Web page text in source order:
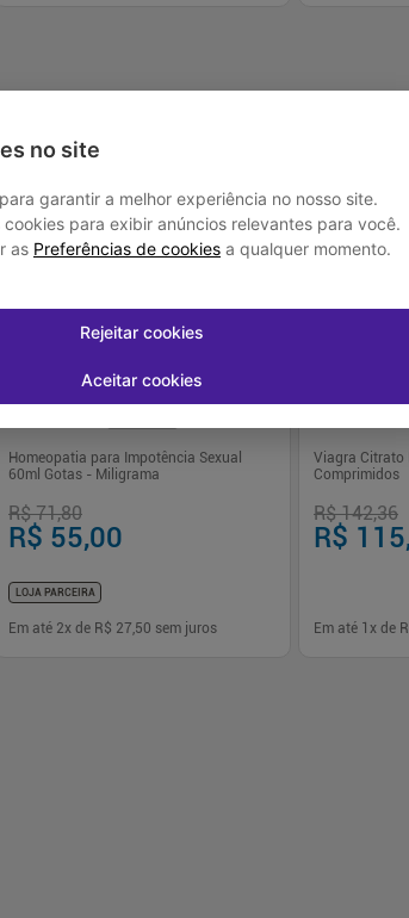
no site
garantir a melhor experiência no nosso site.
cookies para exibir anúncios relevantes para você.
as Preferências de cookies a qualquer momento.
Rejeitar cookies
Aceitar cookies
-23%
Homeopatia para Impotência Sexual
60ml Gotas - Miligrama
R$ 71,80
R$ 55,00
LOJA PARCEIRA
Em até 2x de R$ 27,50 sem juros
-19%
Viagra Citrato
Comprimidos
R$ 142,36
R$
Em até 1 x de